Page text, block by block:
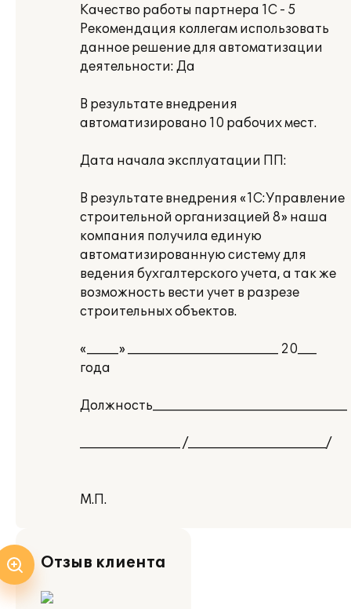
Качество работы партнера 1С - 5
Рекомендация коллегам использовать
данное решение для автоматизации
деятельности: Да
В результате внедрения
автоматизировано 10 рабочих мест.
Дата начала эксплуатации ПП:
В результате внедрения «1С:Управление
строительной организацией 8» наша
компания получила единую
автоматизированную систему для
ведения бухгалтерского учета, а так же
возможность вести учет в разрезе
строительных объектов.
«_____» ________________________ 20___
года
Должность_______________________________
________________ /______________________/
М.П.
Отзыв клиента